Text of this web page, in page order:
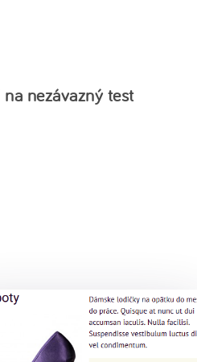
nezávazný test